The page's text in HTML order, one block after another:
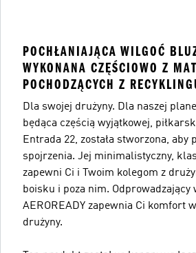
POCHŁANIAJĄCA WILGOĆ
WYKONANA CZĘŚCIOWO Z
POCHODZĄCYCH Z
Dla swojej drużyny. Dla naszej
będąca częścią wyjątkowej,
Entrada 22, została stworzona, aby
spojrzenia. Jej minimalistyczny,
zapewni Ci i Twoim kolegom z
boisku i poza nim. Odprowadzający
AEROREADY zapewnia Ci komfort
drużyny.